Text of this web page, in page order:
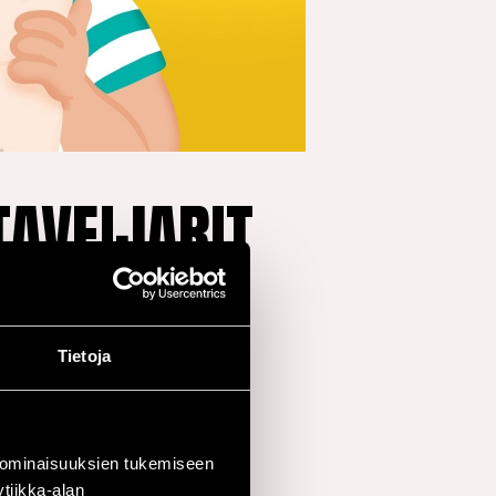
Tietoja
tukemiseen
alan